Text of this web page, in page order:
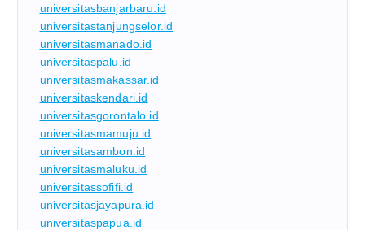
universitasbanjarbaru.id
universitastanjungselor.id
universitasmanado.id
universitaspalu.id
universitasmakassar.id
universitaskendari.id
universitasgorontalo.id
universitasmamuju.id
universitasambon.id
universitasmaluku.id
universitassofifi.id
universitasjayapura.id
universitaspapua.id